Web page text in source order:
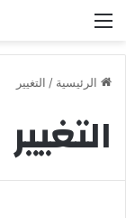
الرئيسية / التغيير
التغيير